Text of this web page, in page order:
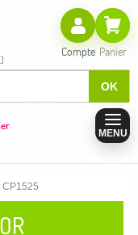
OK
Compte Panier
MENU